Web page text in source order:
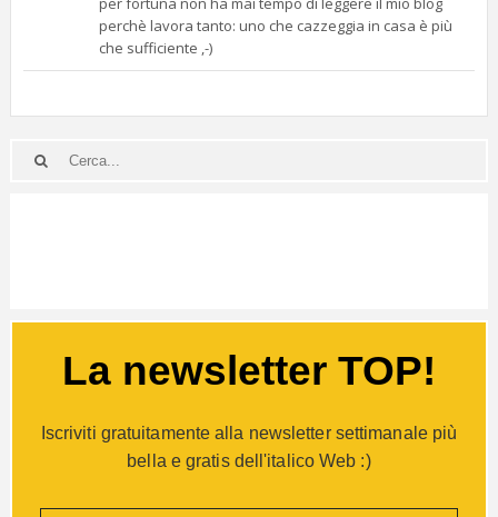
perchè lavora tanto: uno che cazzeggia in casa è più
che sufficiente ,-)
La newsletter TOP!
Iscriviti gratuitamente alla newsletter settimanale più
bella e gratis dell'italico Web :)